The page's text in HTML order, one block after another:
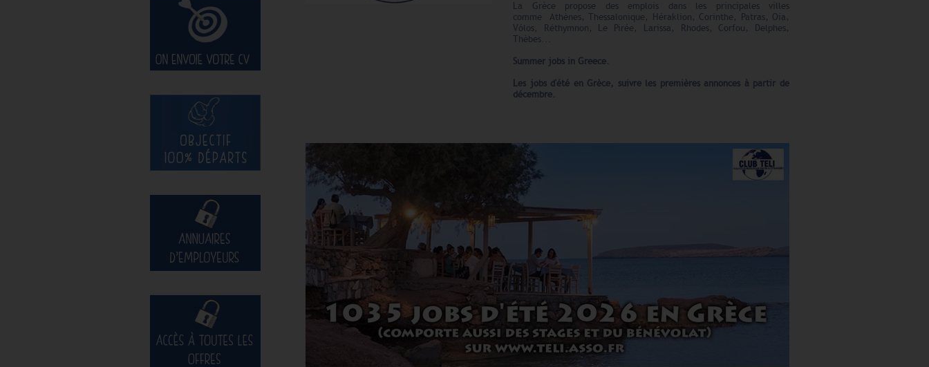
La Grèce propose des emplois dans les principales villes
comme Athènes, Thessalonique, Héraklion, Corinthe, Patras, Oia,
Vólos, Réthymnon, Le Pirée, Larissa, Rhodes, Corfou, Delphes,
Thèbes...
Summer jobs in Greece.
Les jobs d'été en Grèce, suivre les premières annonces à partir de
décembre.